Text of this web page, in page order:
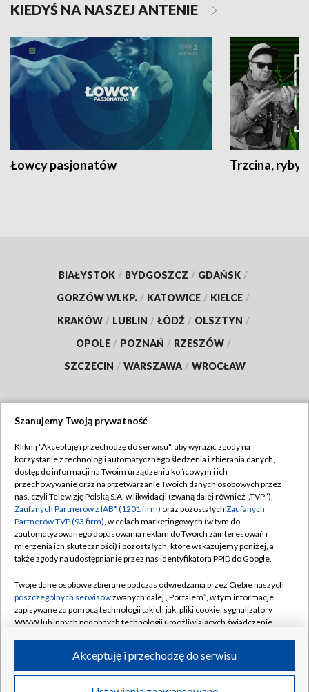
KIEDYŚ NA NASZEJ ANTENIE
Łowcy pasjonatów Trzcina, ryby
BIAŁYSTOK / BYDGOSZCZ / GDAŃSK /
GORZÓW WLKP. / KATOWICE / KIELCE /
KRAKÓW / LUBLIN / ŁÓDŹ / OLSZTYN /
OPOLE / POZNAŃ / RZESZÓW /
SZCZECIN / WARSZAWA / WROCŁAW
TVP
Abonament TVP
Emisja w TVP
Centrum informacji TVP
Naziemna Telewizja Cyfrowa
Rada Programowa
System NOS
Informacje o nadawcy
Program dla prasy
Regulamin TVP
Polityka prywatności
Moje zgody
Pomoc
Kontakt
Kanały
©2026 Telewizja Polska S.A. w likwidacji
Szanujemy Twoją prywatność
Kliknij "Akceptuję i przechodzę do serwisu", aby wyrazić zgody na
korzystanie z technologii automatycznego śledzenia i zbierania danych,
dostęp do informacji na Twoim urządzeniu końcowym i ich
przechowywanie oraz na przetwarzanie Twoich danych osobowych przez
nas, czyli Telewizję Polską S.A. w likwidacji (zwaną dalej również „TVP”),
Zaufanych Partnerów z IAB* (1201 firm) oraz pozostałych Zaufanych
Partnerów TVP (93 firm), w celach marketingowych (w tym do
zautomatyzowanego dopasowania reklam do Twoich zainteresowań i
mierzenia ich skuteczności) i pozostałych, które wskazujemy poniżej, a
także zgody na udostępnianie przez nas identyfikatora PPID do Google.
Twoje dane osobowe zbierane podczas odwiedzania przez Ciebie naszych
poszczególnych serwisówzwanych dalej „Portalem”, w tym informacje
zapisywane za pomocą technologii takich jak: pliki cookie, sygnalizatory
WWW lub innych podobnych technologii umożliwiających świadczenie
ruchu w Internecie.
Twoje dane osobowe zbierane podczas odwiedzania przez Ciebie
Akceptuję i przechodzę do serwisu